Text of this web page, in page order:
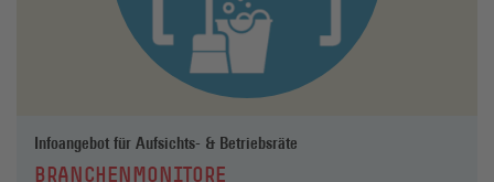
Infoangebot für Aufsichts- & Betriebsräte
BRANCHENMONITORE